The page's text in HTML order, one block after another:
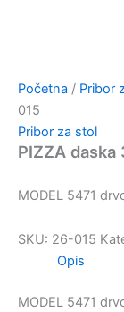
Početna / Pribor
015
Pribor za stol
PIZZA daska
MODEL 5471
SKU: 26-015
Opis
MODEL 5471